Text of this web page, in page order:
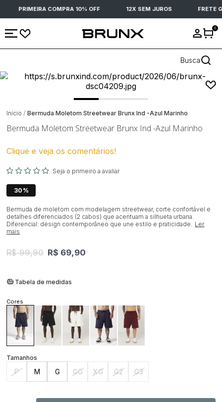
PRIMEIRA COMPRA 10% OFF 12X SEM JUROS FRETE
0
Busca
Início Bermuda Moletom Streetwear Brunx Ind -Azul Marinho
Bermuda Moletom Streetwear Brunx Ind -Azul Marinho
Clique e veja os comentários!
Seja o primeiro a avaliar
30%
Bermuda de moletom com modelagem streetwear, corte confortável e
detalhes diferenciados (2 cabos) que acentuam a silhueta urbana.
Diferencial: design contemporâneo que une estilo e praticidade. Ler
mais
R$ 99,90 R$ 69,90
Tabela de medidas
P M G GG XG G2 G3